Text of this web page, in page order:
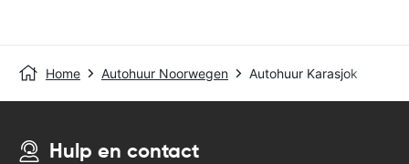
Home Autohuur Noorwegen Autohuur Karasjok
Hulp en contact